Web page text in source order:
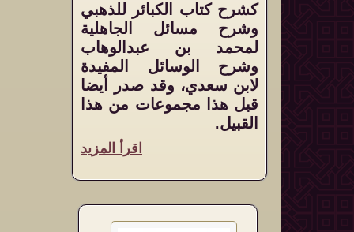
كشرح كتاب الكبائر للذهبي
وشرح مسائل الجاهلية
لمحمد بن عبدالوهاب
وشرح الوسائل المفيدة
لابن سعدي، وقد صدر أيضا
قبل هذا مجموعات من هذا
القبيل.
اقرأ المزيد